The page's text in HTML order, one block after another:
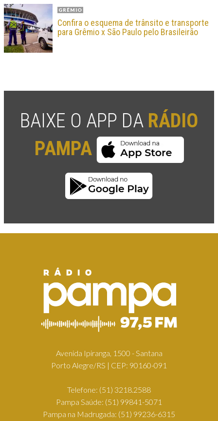
GRÊMIO
Confira o esquema de trânsito e transporte
para Grêmio x São Paulo pelo Brasileirão
BAIXE O APP DA RÁDIO
PAMPA
Avenida Ipiranga, 1500 - Santana
Porto Alegre/RS | CEP: 90160-091
Telefone: (51) 3218.2588
Pampa Saúde: (51) 99841-5071
Pampa na Madrugada: (51) 99236-6315